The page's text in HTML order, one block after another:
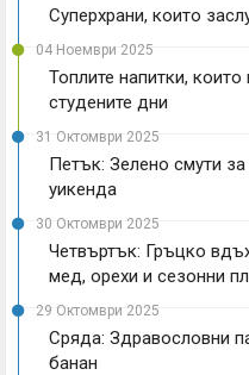
Суперхрани, които
04 Ноември 2025
Топлите напитки,
студените дни
31 Октомври 2025
Петък: Зелено смути
уикенда
30 Октомври 2025
Четвъртък: Гръцко
мед, орехи и сезонни
29 Октомври 2025
Сряда: Здравословни
банан